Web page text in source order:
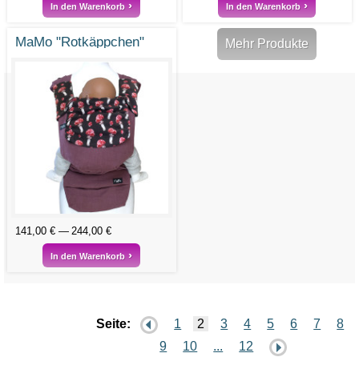
In den Warenkorb In den Warenkorb
MaMo "Rotkäppchen"
141,00 € 244,00 €
In den Warenkorb
Mehr Produkte
Seite: 1 2 3 4 5 6 7
8
9
10 ... 12